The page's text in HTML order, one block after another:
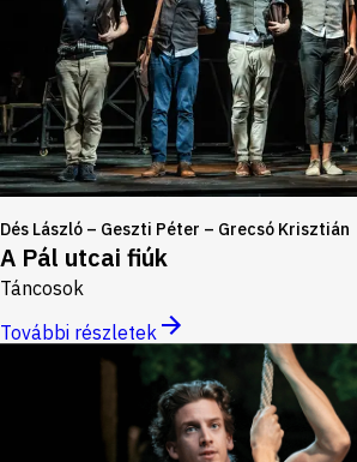
Dés László – Geszti Péter – Grecsó Krisztián
A Pál utcai fiúk
Táncosok
További részletek